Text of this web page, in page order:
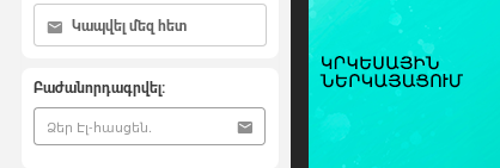
Կապվել մեզ հետ
Բաժանորդագրվել: